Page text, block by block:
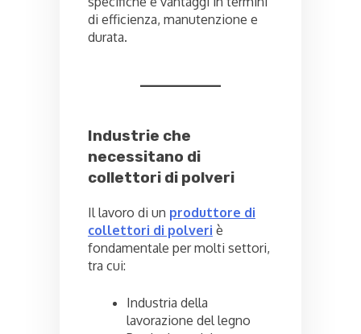
di efficienza, manutenzione e
durata.
Industrie che
necessitano di
collettori di polveri
Il lavoro di un produttore di
collettori di polveri è
fondamentale per molti settori,
tra cui:
Industria della
lavorazione del legno